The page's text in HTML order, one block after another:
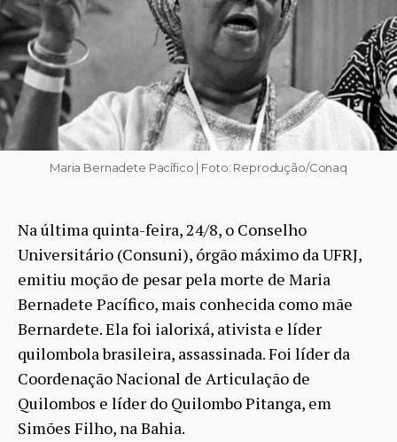
Maria Bernadete Pacífico | Foto: Reprodução/Conaq
Na última quinta-feira, 24/8, o Conselho
Universitário (Consuni), órgão máximo da UFRJ,
emitiu moção de pesar pela morte de Maria
Bernadete Pacífico, mais conhecida como mãe
Bernardete. Ela foi ialorixá, ativista e líder
quilombola brasileira, assassinada. Foi líder da
Coordenação Nacional de Articulação de
Quilombos e líder do Quilombo Pitanga, em
Simões Filho, na Bahia.